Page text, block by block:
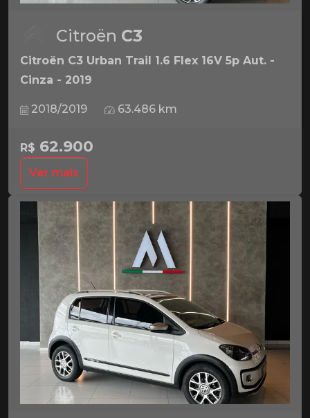
Citroën C3
Citroën C3 Urban Trail 1.6 Flex 16V 5p Aut. -
Cinza - 2019
2018/2019 63.486 km
R$ 62.900
Ver mais